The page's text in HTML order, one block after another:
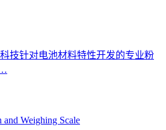
技针对电池材料特性开发的专业粉
Weighing Scale